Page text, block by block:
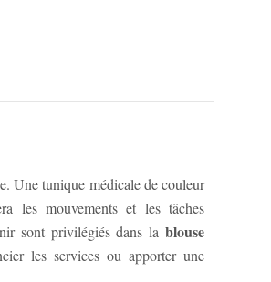
Une tunique médicale de couleur
les mouvements et les tâches
sont privilégiés dans la blouse
les services ou apporter une